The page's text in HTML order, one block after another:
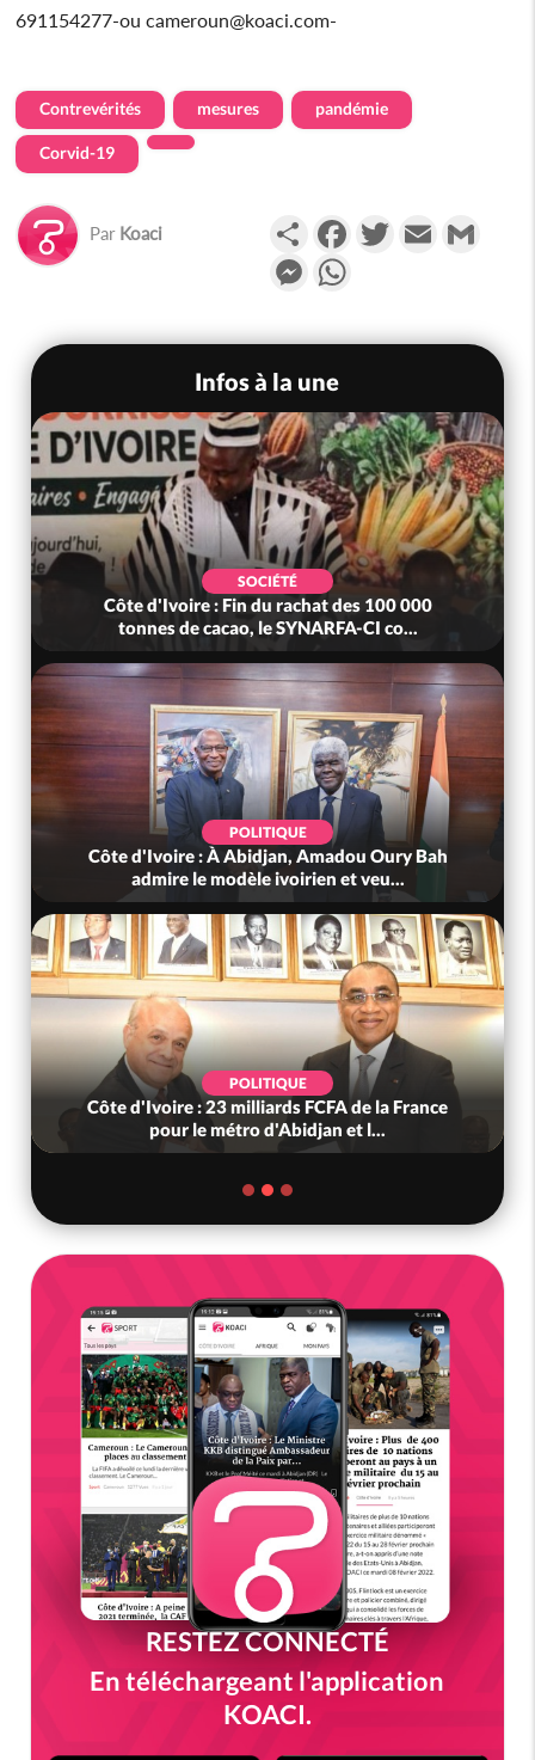
691154277-ou cameroun@koaci.com-
Contrevérités mesures pandémie
Corvid-19
Par Koaci PartagerFacebookTwitterEmail
Messenger
Infos à la une
SOCIÉTÉ
Côte d'Ivoire : Fin du rachat des 100 000
tonnes de cacao, le SYNARFA-CI co...
POLITIQUE
Côte d'Ivoire : À Abidjan, Amadou Oury Bah
admire le modèle ivoirien et veu...
POLITIQUE
Côte d'Ivoire : 23 milliards FCFA de la France
pour le métro d'Abidjan et l...
RESTEZ CONNECTÉ
En téléchargeant l'application
KOACI.